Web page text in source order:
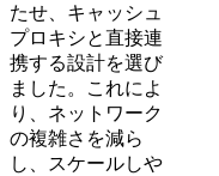
たせ、キャッシュ
プロキシと直接連
携する設計を選び
ました。これによ
り、ネットワーク
の複雑さを減ら
し、スケールしや